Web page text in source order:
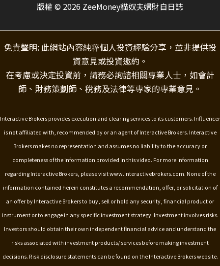
版權 © 2026 ZeeMoney貓奴夫婦財自日誌
免責聲明: 此網站內容純粹個人投資經驗分享，並非提供投
資意見或投資邀約。
在考慮或決定投資前，請務必詢諮相關專業人士，如會計
師、財務策劃師、稅務及法律等專家的專業意見。
Interactive Brokers provides execution and clearing services to its customers. Influencer
is not affiliated with, recommended by or an agent of Interactive Brokers. Interactive
Brokers makes no representation and assumes no liability to the accuracy or
completeness of the information provided in this video. For more information
regarding Interactive Brokers, please visit www.interactivebrokers.com. None of the
information contained herein constitutes a recommendation, offer, or solicitation of
an offer by Interactive Brokers to buy, sell or hold any security, financial product or
instrument or to engage in any specific investment strategy. Investment involves risks.
Investors should obtain their own independent financial advice and understand the
risks associated with investment products/ services before making investment
decisions. Risk disclosure statements can be found on the Interactive Brokers website.